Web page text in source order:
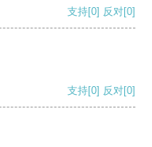
支持[0] 反对[0]
支持[0] 反对[0]